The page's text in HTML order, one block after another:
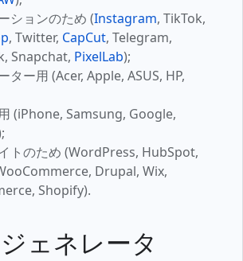
ションのため (Instagram, TikTok,
, Twitter, CapCut, Telegram,
Snapchat, PixelLab);
ター用 (Acer, Apple, ASUS, HP,
(iPhone, Samsung, Google,
トのため (WordPress, HubSpot,
Drupal, Wix,
Shopify).
ェネレータ